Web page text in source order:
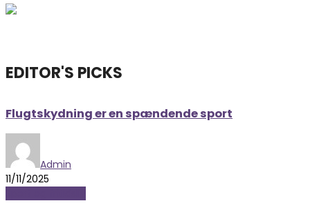
EDITOR'S PICKS
Flugtskydning er en spændende sport
Admin
11/11/2025